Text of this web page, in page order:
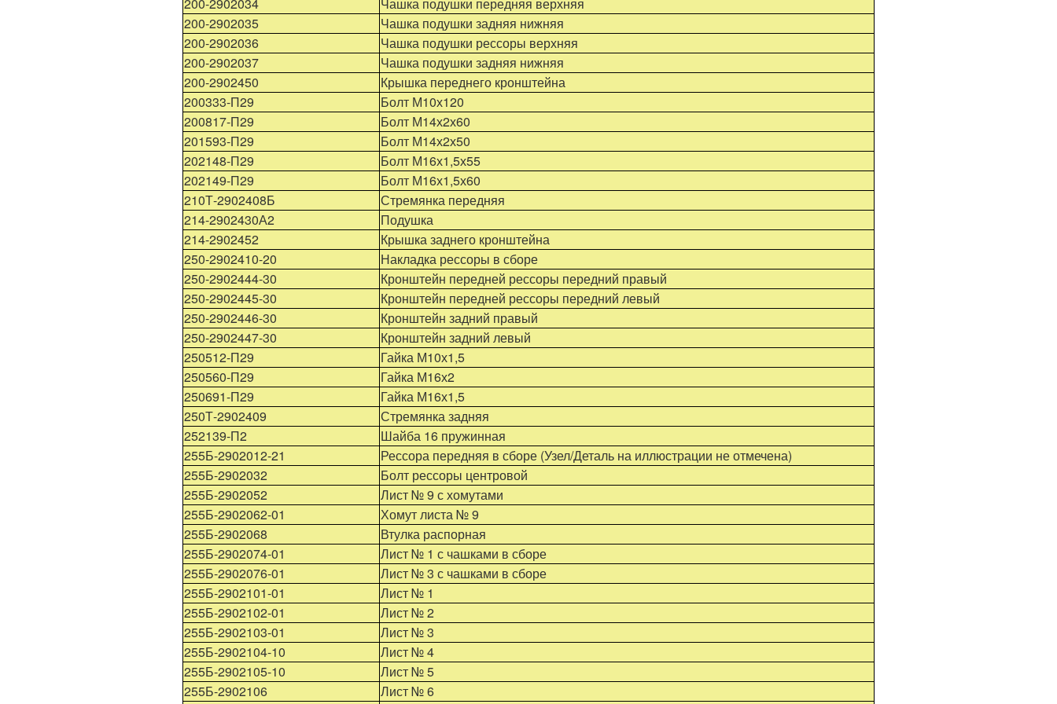
200-2902034
Чашка подушки передняя верхняя
200-2902035
Чашка подушки задняя нижняя
200-2902036
Чашка подушки рессоры верхняя
200-2902037
Чашка подушки задняя нижняя
200-2902450
Крышка переднего кронштейна
200333-П29
Болт М10х120
200817-П29
Болт М14х2х60
201593-П29
Болт М14х2х50
202148-П29
Болт М16х1,5х55
202149-П29
Болт М16х1,5х60
210Т-2902408Б
Стремянка передняя
214-2902430А2
Подушка
214-2902452
Крышка заднего кронштейна
250-2902410-20
Накладка рессоры в сборе
250-2902444-30
Кронштейн передней рессоры передний правый
250-2902445-30
Кронштейн передней рессоры передний левый
250-2902446-30
Кронштейн задний правый
250-2902447-30
Кронштейн задний левый
250512-П29
Гайка М10х1,5
250560-П29
Гайка М16х2
250691-П29
Гайка М16х1,5
250Т-2902409
Стремянка задняя
252139-П2
Шайба 16 пружинная
255Б-2902012-21
Рессора передняя в сборе (Узел/Деталь на иллюстрации не отмечена)
255Б-2902032
Болт рессоры центровой
255Б-2902052
Лист № 9 с хомутами
255Б-2902062-01
Хомут листа № 9
255Б-2902068
Втулка распорная
255Б-2902074-01
Лист № 1 с чашками в сборе
255Б-2902076-01
Лист № 3 с чашками в сборе
255Б-2902101-01
Лист № 1
255Б-2902102-01
Лист № 2
255Б-2902103-01
Лист № 3
255Б-2902104-10
Лист № 4
255Б-2902105-10
Лист № 5
255Б-2902106
Лист № 6